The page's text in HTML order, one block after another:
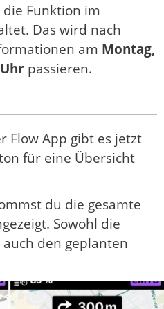
Funktion im
Das wird nach
am Montag,
passieren.
Flow App gibt es jetzt
für eine Übersicht
du die gesamte
Sowohl die
den geplanten